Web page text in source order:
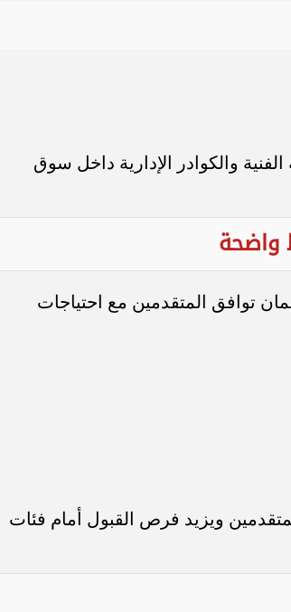
والكوادر الإدارية داخل سوق
واضحة
توافق المتقدمين مع احتياجات
ويزيد فرص القبول أمام فئات